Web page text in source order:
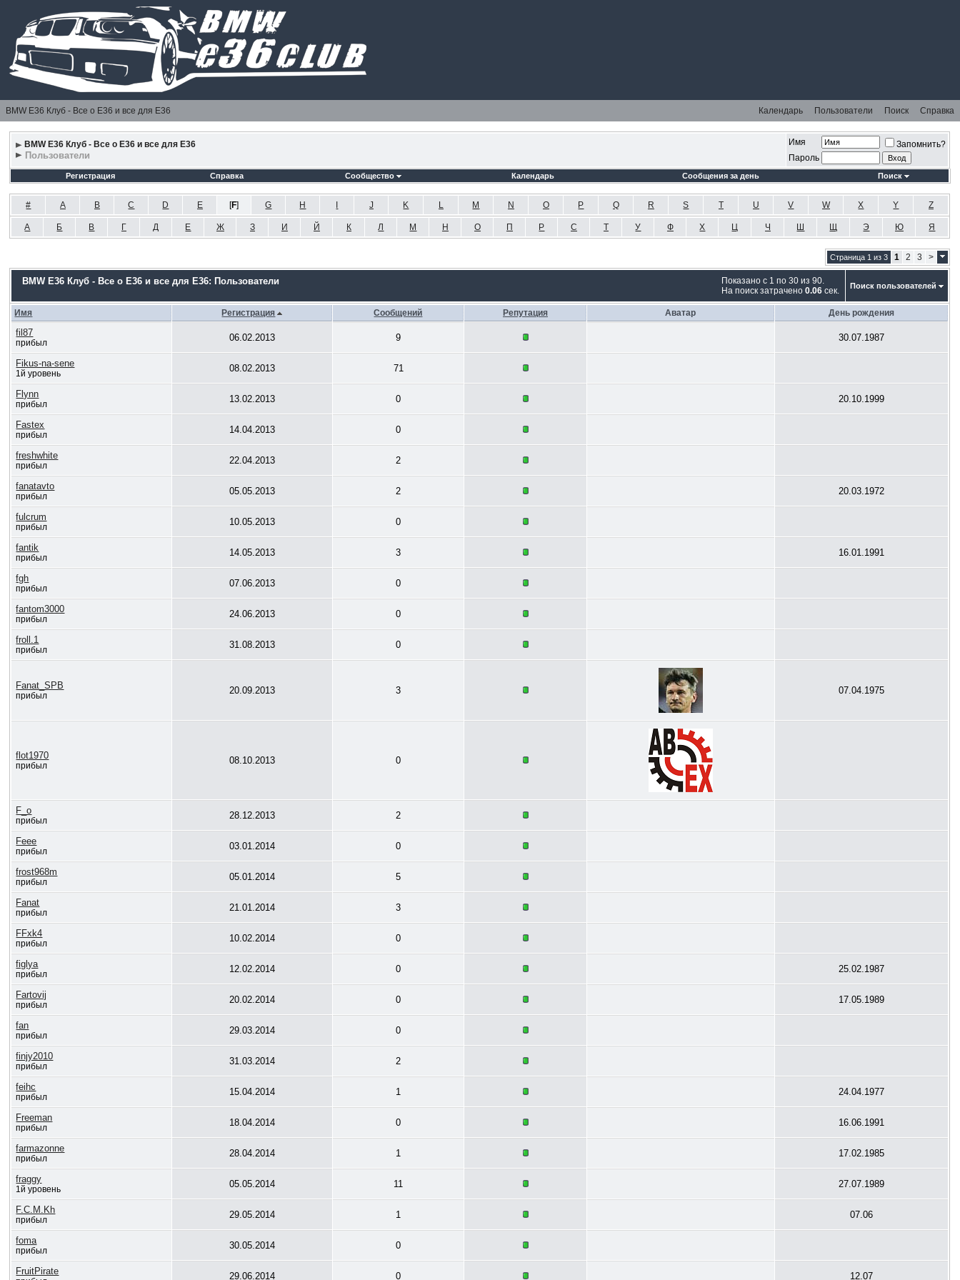
BMW E36 Клуб - Все о Е36 и все для Е36 Календарь Пользователи Поиск Справка
BMW E36 Клуб - Все о Е36 и все для Е36
Пользователи
Имя
Запомнить?
Пароль
Регистрация Справка Сообщество Календарь Сообщения за день Поиск
# A B C D E [F] G H J K L M N O P Q R S T U V W X Y Z
А Б В Г Д Е Ж З И Й К Л М Н О П Р С Т У Ф Х Ц Ч Ш Щ Э Ю Я
Страница 1 из 3 1 2 3 >
Показано с 1 по 30 из 90.
На поиск затрачено0.06 сек.
BMW E36 Клуб - Все о Е36 и все для Е36: Пользователи Поиск пользователей
Имя Регистрация Сообщений Репутация Аватар День рождения
fil87
прибыл 06.02.2013 9 30.07.1987
Fikus-na-sene
1й уровень 08.02.2013 71
Flynn
прибыл 13.02.2013 0 20.10.1999
Fastex
прибыл 14.04.2013 0
freshwhite
прибыл 22.04.2013 2
fanatavto
прибыл 05.05.2013 2 20.03.1972
fulcrum
прибыл 10.05.2013 0
fantik
прибыл 14.05.2013 3 16.01.1991
fgh
прибыл 07.06.2013 0
fantom3000
прибыл 24.06.2013 0
froll.1
прибыл 31.08.2013 0
Fanat_SPB
прибыл 20.09.2013 3 07.04.1975
flot1970
прибыл 08.10.2013 0
F_o
прибыл 28.12.2013 2
Feee
прибыл 03.01.2014 0
frost968m
прибыл 05.01.2014 5
Fanat
прибыл 21.01.2014 3
FFxk4
прибыл 10.02.2014 0
figlya
прибыл 12.02.2014 0 25.02.1987
Fartovij
прибыл 20.02.2014 0 17.05.1989
fan
прибыл 29.03.2014 0
finjy2010
прибыл 31.03.2014 2
feihc
прибыл 15.04.2014 1 24.04.1977
Freeman
прибыл 18.04.2014 0 16.06.1991
farmazonne
прибыл 28.04.2014 1 17.02.1985
fraggy
1й уровень 05.05.2014 11 27.07.1989
F.C.M.Kh
прибыл 29.05.2014 1 07.06
foma
прибыл 30.05.2014 0
FruitPirate 29.06.2014 0 12.07